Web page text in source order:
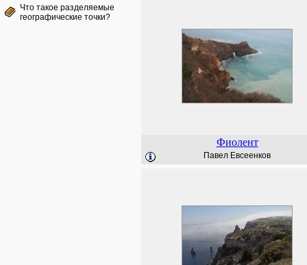
Что такое разделяемые
географические точки?
Фиолент
Павел Евсеенков